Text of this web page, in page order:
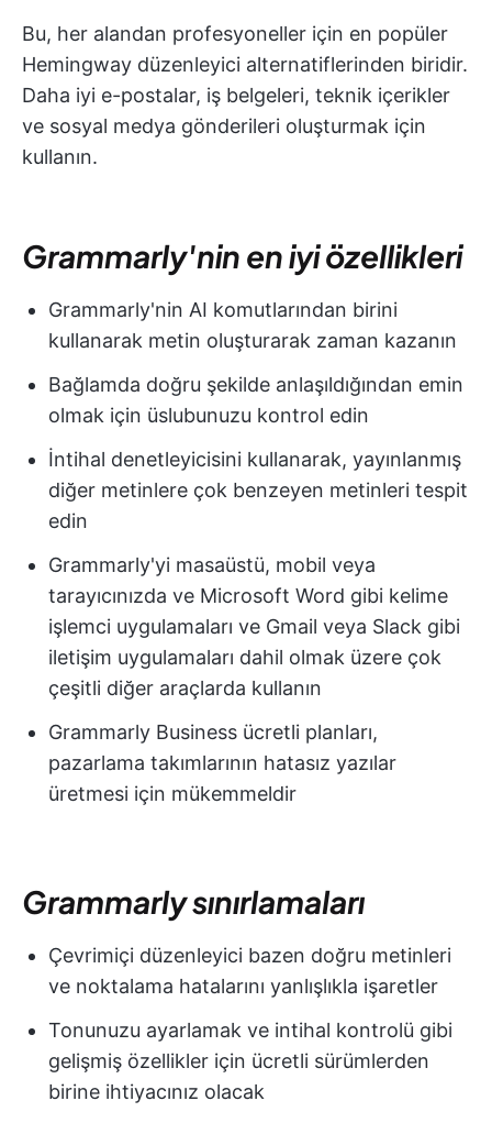
Bu, her alandan profesyoneller için en popüler
Hemingway düzenleyici alternatiflerinden biridir.
Daha iyi e-postalar, iş belgeleri, teknik içerikler
ve sosyal medya gönderileri oluşturmak için
kullanın.
Grammarly'nin en iyi özellikleri
Grammarly'nin AI komutlarından birini
kullanarak metin oluşturarak zaman kazanın
Bağlamda doğru şekilde anlaşıldığından emin
olmak için üslubunuzu kontrol edin
İntihal denetleyicisini kullanarak, yayınlanmış
diğer metinlere çok benzeyen metinleri tespit
edin
Grammarly'yi masaüstü, mobil veya
tarayıcınızda ve Microsoft Word gibi kelime
işlemci uygulamaları ve Gmail veya Slack gibi
iletişim uygulamaları dahil olmak üzere çok
çeşitli diğer araçlarda kullanın
Grammarly Business ücretli planları,
pazarlama takımlarının hatasız yazılar
üretmesi için mükemmeldir
Grammarly sınırlamaları
Çevrimiçi düzenleyici bazen doğru metinleri
ve noktalama hatalarını yanlışlıkla işaretler
Tonunuzu ayarlamak ve intihal kontrolü gibi
gelişmiş özellikler için ücretli sürümlerden
birine ihtiyacınız olacak